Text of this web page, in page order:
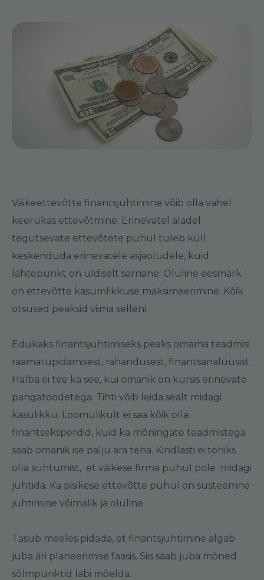
Väikeettevõtte finantsjuhtimine võib olla vahel
keerukas ettevõtmine. Erinevatel aladel
tegutsevate ettevõtete puhul tuleb küll
keskenduda erinevatele asjaoludele, kuid
lähtepunkt on üldiselt sarnane. Oluline eesmärk
on ettevõtte kasumlikkuse maksimeerimine. Kõik
otsused peaksid viima selleni.
Edukaks finantsjuhtimiseks peaks omama teadmisi
raamatupidamisest, rahandusest, finantsanalüüsist.
Halba ei tee ka see, kui omanik on kursis erinevate
pangatoodetega. Tihti võib leida sealt midagi
kasulikku. Loomulikult ei saa kõik olla
finantseksperdid, kuid ka mõningate teadmistega
saab omanik ise palju ära teha. Kindlasti ei tohiks
olla suhtumist, et väikese firma puhul pole midagi
juhtida. Ka pisikese ettevõtte puhul on süsteemne
juhtimine võimalik ja oluline.
Tasub meeles pidada, et finantsjuhtimine algab
juba äri planeerimise faasis. Siis saab juba mõned
sõlmpunktid läbi mõelda.